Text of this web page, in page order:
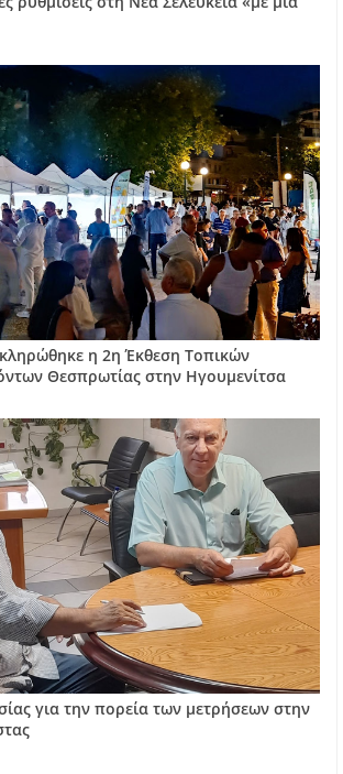
η 2η Έκθεση Τοπικών
Θεσπρωτίας στην Ηγουμενίτσα
για την πορεία των μετρήσεων στην